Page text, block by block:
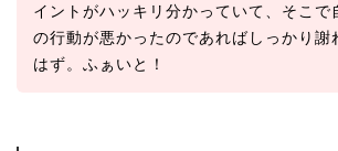
イントがハッキリ分かっていて、そこで
の行動が悪かったのであればしっかり謝
はず。ふぁいと！